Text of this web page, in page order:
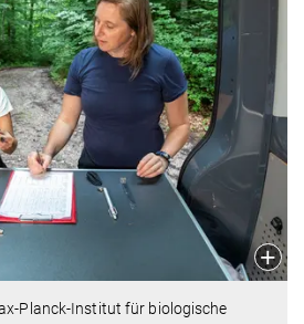
Planck-Institut für biologische